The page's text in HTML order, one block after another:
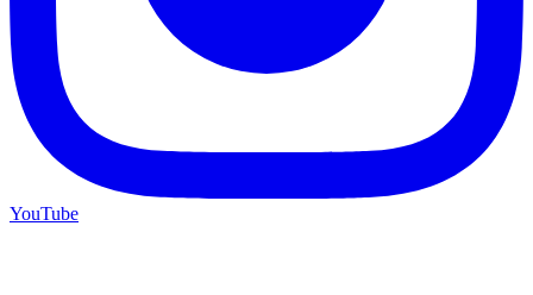
YouTube